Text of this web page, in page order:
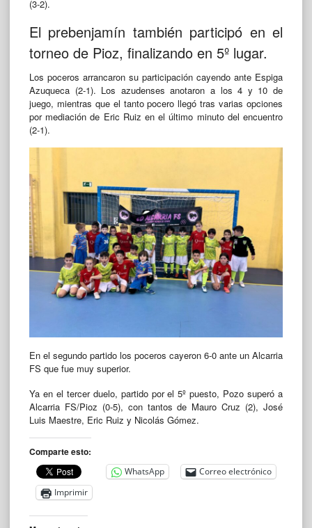
(3-2).
El prebenjamín también participó en el
torneo de Pioz, finalizando en 5º lugar.
Los poceros arrancaron su participación cayendo ante Espiga
Azuqueca (2-1). Los azudenses anotaron a los 4 y 10 de
juego, mientras que el tanto pocero llegó tras varias opciones
por mediación de Eric Ruiz en el último minuto del encuentro
(2-1).
En el segundo partido los poceros cayeron 6-0 ante un Alcarria
FS que fue muy superior.
Ya en el tercer duelo, partido por el 5º puesto, Pozo superó a
Alcarria FS/Pioz (0-5), con tantos de Mauro Cruz (2), José
Luis Maestre, Eric Ruiz y Nicolás Gómez.
Comparte esto:
WhatsApp
Correo electrónico
Imprimir